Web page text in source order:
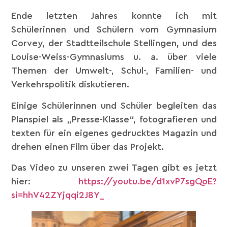
Ende letzten Jahres konnte ich mit
Schülerinnen und Schülern vom Gymnasium
Corvey, der Stadtteilschule Stellingen, und des
Louise-Weiss-Gymnasiums u. a. über viele
Themen der Umwelt-, Schul-, Familien- und
Verkehrspolitik diskutieren.
Einige Schülerinnen und Schüler begleiten das
Planspiel als „Presse-Klasse“, fotografieren und
texten für ein eigenes gedrucktes Magazin und
drehen einen Film über das Projekt.
Das Video zu unseren zwei Tagen gibt es jetzt
hier:
https://youtu.be/d1xvP7sgQoE?
si=hhV42ZYjqqi2J8Y_